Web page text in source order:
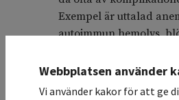
Exempel är uttalad
autoimmun hemolys,
följd av immundefekt.
Webbplatsen använder
Vi använder kakor för att ge